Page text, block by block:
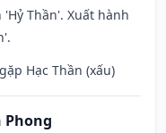
Thần'. Xuất hành
Hạc Thần (xấu)
Phong